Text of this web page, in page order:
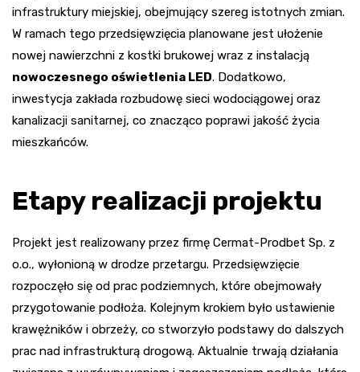
infrastruktury miejskiej, obejmujący szereg istotnych zmian.
W ramach tego przedsięwzięcia planowane jest ułożenie
nowej nawierzchni z kostki brukowej wraz z instalacją
nowoczesnego oświetlenia LED. Dodatkowo,
inwestycja zakłada rozbudowę sieci wodociągowej oraz
kanalizacji sanitarnej, co znacząco poprawi jakość życia
mieszkańców.
Etapy realizacji projektu
Projekt jest realizowany przez firmę Cermat-Prodbet Sp. z
o.o., wyłonioną w drodze przetargu. Przedsięwzięcie
rozpoczęło się od prac podziemnych, które obejmowały
przygotowanie podłoża. Kolejnym krokiem było ustawienie
krawężników i obrzeży, co stworzyło podstawy do dalszych
prac nad infrastrukturą drogową. Aktualnie trwają działania